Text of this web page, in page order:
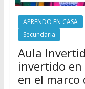
APRENDO EN CASA
Secundaria
Aula
invertido en
en el marco